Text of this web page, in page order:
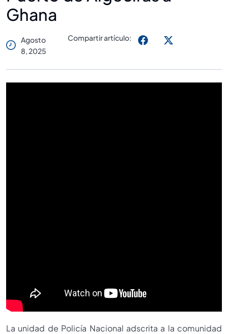
Ghana
Agosto
8, 2025
Compartir artículo:
La unidad de Policía Nacional adscrita a la comunidad